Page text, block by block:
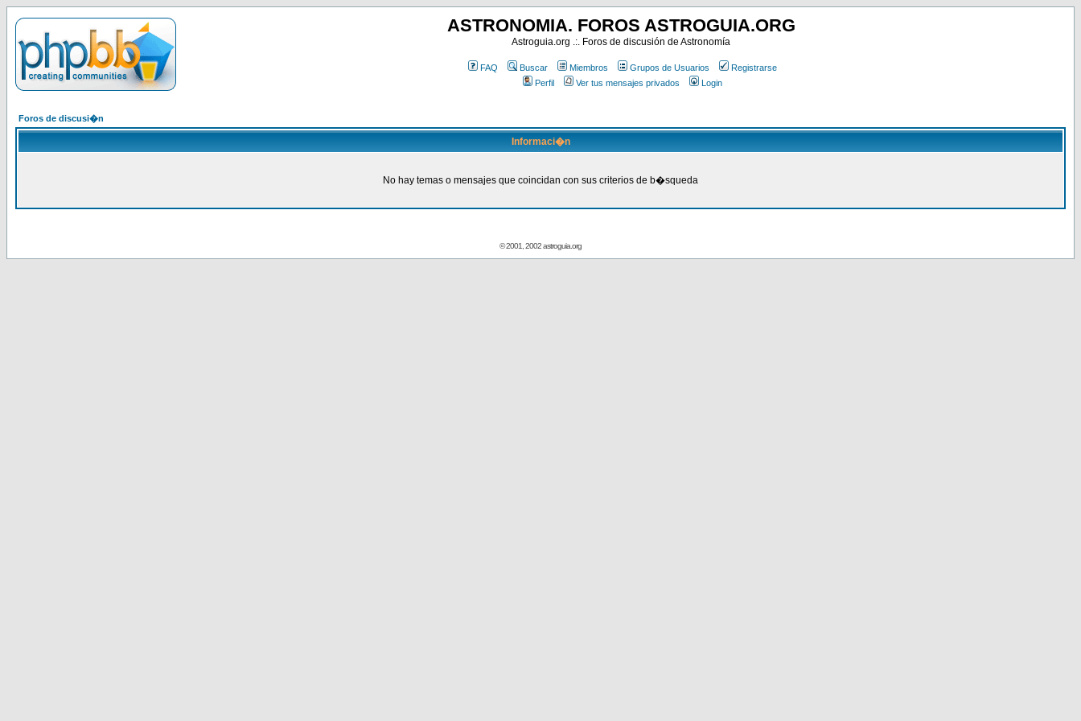
ASTRONOMIA. FOROS ASTROGUIA.ORG
Astroguia.org .:. Foros de discusión de Astronomía
FAQ Buscar Miembros Grupos de Usuarios
Registrarse
Perfil
Ver tus mensajes privados Login
Foros de discusi�n
Informaci�n
No hay temas o mensajes que coincidan con sus criterios de b�squeda
© 2001, 2002 astroguia.org